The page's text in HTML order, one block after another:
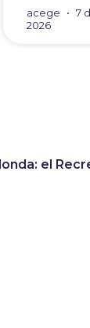
acege
7
2026